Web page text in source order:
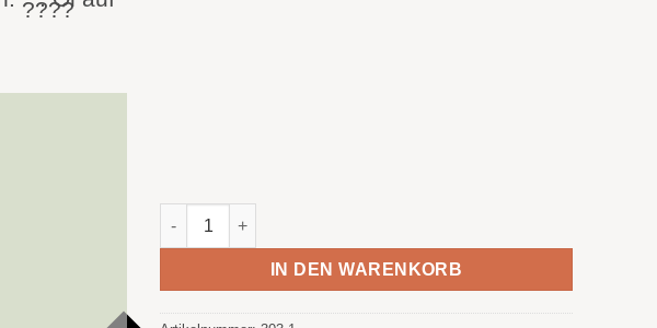
Junger Rebeco - Öl auf Menge Papier
IN DEN WARENKORB